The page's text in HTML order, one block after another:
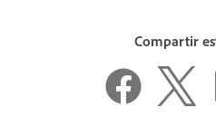
Compartir